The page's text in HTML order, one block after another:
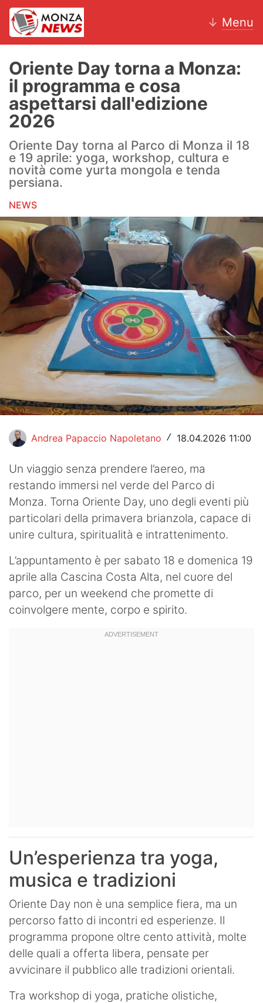
↓ Menu
News
AC Monza
Calcio
Motori
Volley
Hockey
Altri sport
Hockey
Pallanuoto
Pallamano
Turismo
Eventi
Oriente Day torna a Monza:
il programma e cosa
aspettarsi dall'edizione
2026
Oriente Day torna al Parco di Monza il 18
e 19 aprile: yoga, workshop, cultura e
novità come yurta mongola e tenda
persiana.
NEWS
Andrea Papaccio Napoletano / 18.04.2026 11:00
Un viaggio senza prendere l’aereo, ma
restando immersi nel verde del Parco di
Monza. Torna Oriente Day, uno degli eventi più
particolari della primavera brianzola, capace di
unire cultura, spiritualità e intrattenimento.
L’appuntamento è per sabato 18 e domenica 19
aprile alla Cascina Costa Alta, nel cuore del
parco, per un weekend che promette di
coinvolgere mente, corpo e spirito.
Un’esperienza tra yoga,
musica e tradizioni
Oriente Day non è una semplice fiera, ma un
percorso fatto di incontri ed esperienze. Il
programma propone oltre cento attività, molte
delle quali a offerta libera, pensate per
avvicinare il pubblico alle tradizioni orientali.
Tra workshop di yoga, pratiche olistiche,